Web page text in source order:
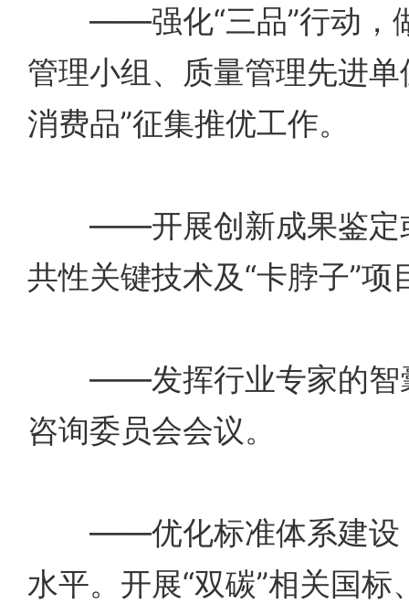
——强化“三品”行动，
管理小组、质量管理先进
消费品”征集推优工作。
——开展创新成果鉴定
共性关键技术及“卡脖子”项
——发挥行业专家的智
咨询委员会会议。
——优化标准体系建设
水平。开展“双碳”相关国